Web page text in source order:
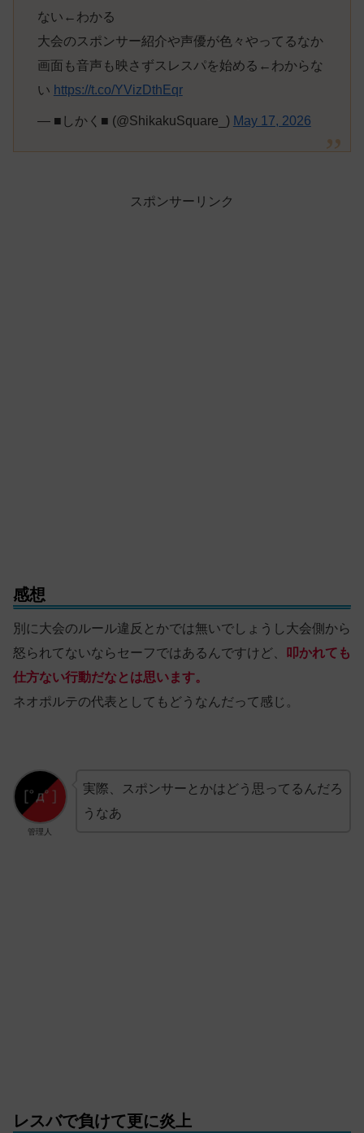
ない←わかる
大会のスポンサー紹介や声優が色々やってるなか
画面も音声も映さずスレスパを始める←わからな
い https://t.co/YVizDthEqr
— ■しかく■ (@ShikakuSquare_) May 17, 2026
スポンサーリンク
感想
別に大会のルール違反とかでは無いでしょうし大会側から
怒られてないならセーフではあるんですけど、
叩かれても
仕方ない行動だなとは思います。
ネオポルテの代表としてもどうなんだって感じ。
管理人
実際、スポンサーとかはどう思ってるんだろ
うなあ
レスバで負けて更に炎上